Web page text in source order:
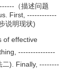
（描述问题
First, ------------
说明现状)
of effective
---------------
). Finally, --------